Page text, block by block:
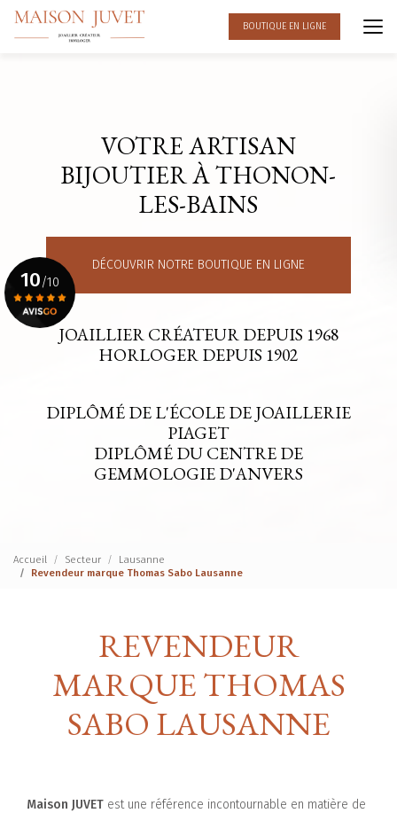
Aller
contenu
BOUTIQUE EN LIGNE
VOTRE ARTISAN
BIJOUTIER À THONON-
LES-BAINS
DÉCOUVRIR NOTRE BOUTIQUE EN LIGNE
JOAILLIER CRÉATEUR DEPUIS 1968
HORLOGER DEPUIS 1902
DIPLÔMÉ DE L'ÉCOLE DE JOAILLERIE
PIAGET
DIPLÔMÉ DU CENTRE DE
GEMMOLOGIE D'ANVERS
10/10
Voir le certificat
Accueil Secteur
Lausanne
Revendeur marque Thomas Sabo Lausanne
REVENDEUR
MARQUE THOMAS
SABO LAUSANNE
Maison JUVET est une référence incontournable en matière de